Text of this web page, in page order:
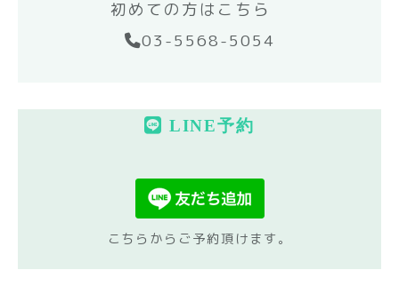
初めての方はこちら
03-5568-5054
LINE予約
こちらからご予約頂けます。